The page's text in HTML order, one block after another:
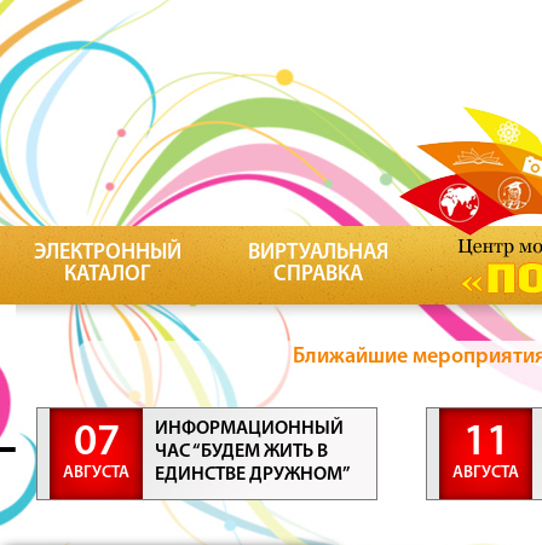
ЭЛЕКТРОННЫЙ
КАТАЛОГ
ВИРТУАЛЬНАЯ
СПРАВКА
Ближайшие
07
АВГУСТА
ИНФОРМАЦИОННЫЙ
ЧАС “БУДЕМ ЖИТЬ В
ЕДИНСТВЕ ДРУЖНОМ”
11
АВГУСТА